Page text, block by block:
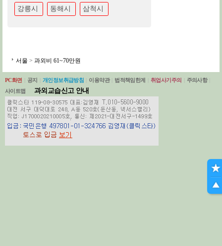
강릉시
동해시 삼척시
서울 > 과외비 61~70만원
PC화면 공지 개인정보취급방침 이용약관 법적책임한계 취업사기주의 주의사항
사이트맵
과외교습신고 안내